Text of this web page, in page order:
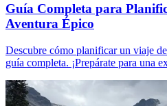
Guía Completa para
Aventura Épico
Descubre cómo planificar un viaje
guía completa. ¡Prepárate para una